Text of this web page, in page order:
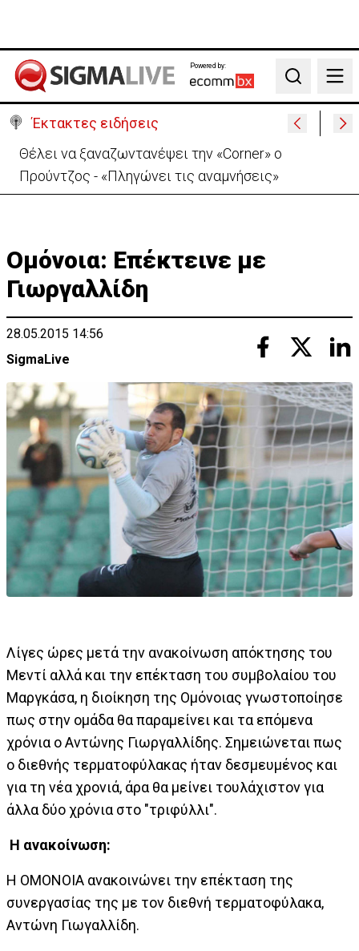
Powered by:
Search
Έκτακτες ειδήσεις
Ιράν: Απορρίπτει τη συμφωνία Σ. Αραβίας, Τουρκίας,
Πακιστάν-«Μόνο στα χαρτιά»
Ομόνοια: Επέκτεινε με
Γιωργαλλίδη
28.05.2015 14:56
SigmaLive
Λίγες ώρες μετά την ανακοίνωση απόκτησης του
Μεντί αλλά και την επέκταση του συμβολαίου του
Μαργκάσα, η διοίκηση της Ομόνοιας γνωστοποίησε
πως στην ομάδα θα παραμείνει και τα επόμενα
χρόνια ο Αντώνης Γιωργαλλίδης. Σημειώνεται πως
ο διεθνής τερματοφύλακας ήταν δεσμευμένος και
για τη νέα χρονιά, άρα θα μείνει τουλάχιστον για
άλλα δύο χρόνια στο "τριφύλλι".
Η ανακοίνωση:
Η ΟΜΟΝΟΙΑ ανακοινώνει την επέκταση της
συνεργασίας της με τον διεθνή τερματοφύλακα,
Αντώνη Γιωγαλλίδη.